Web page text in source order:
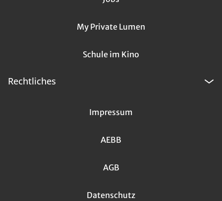
My Private Lumen
Schule im Kino
Rechtliches
Impressum
AEBB
AGB
Datenschutz